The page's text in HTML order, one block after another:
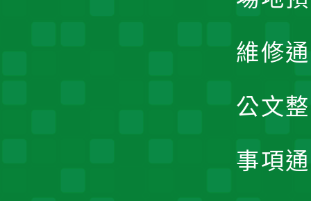
維修
公文
事項